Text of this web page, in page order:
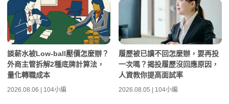
談薪水被Low-ball壓價怎麼辦？
外商主管拆解2種底牌計算法，
量化轉職成本
2026.08.06 | 104小編
履歷被已讀不回怎麼辦，要再投
一次嗎？揭投履歷沒回應原因，
人資教你提高面試率
2026.08.05 | 104小編